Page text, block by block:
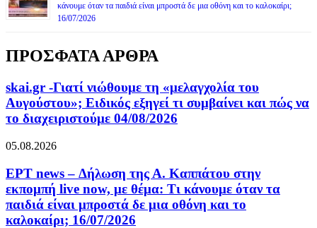
κάνουμε όταν τα παιδιά είναι μπροστά δε μια οθόνη και το καλοκαίρι;
16/07/2026
ΠΡΟΣΦΑΤΑ ΑΡΘΡΑ
skai.gr -Γιατί νιώθουμε τη «μελαγχολία του
Αυγούστου»; Ειδικός εξηγεί τι συμβαίνει και πώς να
το διαχειριστούμε 04/08/2026
05.08.2026
ΕΡΤ news – Δήλωση της Α. Καππάτου στην
εκπομπή live now, με θέμα: Τι κάνουμε όταν τα
παιδιά είναι μπροστά δε μια οθόνη και το
καλοκαίρι; 16/07/2026